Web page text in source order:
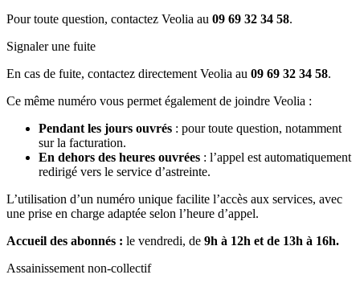
Pour toute question, contactez Veolia au 09 69 32 34 58.
Signaler une fuite
En cas de fuite, contactez directement Veolia au 09 69 32 34 58.
Ce même numéro vous permet également de joindre Veolia :
Pendant les jours ouvrés : pour toute question, notamment
sur la facturation.
En dehors des heures ouvrées : l’appel est automatiquement
redirigé vers le service d’astreinte.
L’utilisation d’un numéro unique facilite l’accès aux services, avec
une prise en charge adaptée selon l’heure d’appel.
Accueil des abonnés : le vendredi, de 9h à 12h et de 13h à 16h.
Assainissement non-collectif